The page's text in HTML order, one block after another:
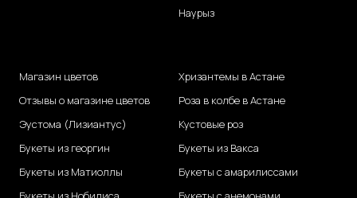
Наурыз
Магазин цветов
Отзывы о магазине цветов
Эустома (Лизиантус)
Букеты из георгин
Букеты из Матиоллы
Хризантемы в Астане
Роза в колбе в Астане
Кустовые роз
Букеты из Вакса
Букеты с амарилиссами